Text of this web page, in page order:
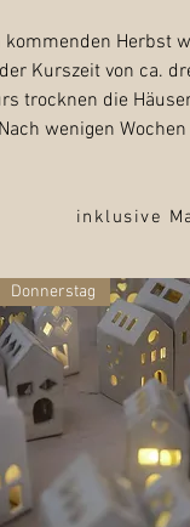
Donnerstag
Herbst
Kurszeit von ca.
trocknen die
Nach wenigen
inklusive